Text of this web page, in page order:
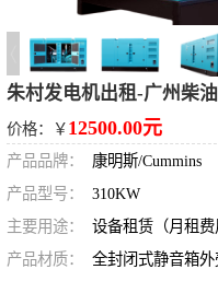
朱村发电机出租-广州柴
价格：￥12500.00元
产品品牌：
康明斯/Cummins
产品型号：
310KW
主要用途：
设备租赁（月租费
产品材质：
全封闭式静音箱外